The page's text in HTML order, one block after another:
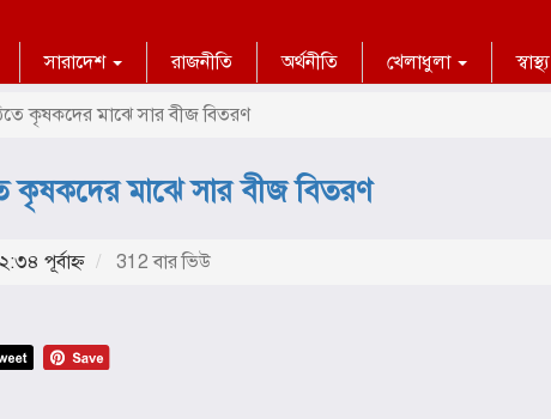
সারাদেশ রাজনীতি অর্থনীতি খেলাধুলা স্বাস্থ্য
কৃষকদের মাঝে সার বীজ বিতরণ
কৃষকদের মাঝে সার বীজ বিতরণ
পূর্বাহ্ণ 312 বার ভিউ